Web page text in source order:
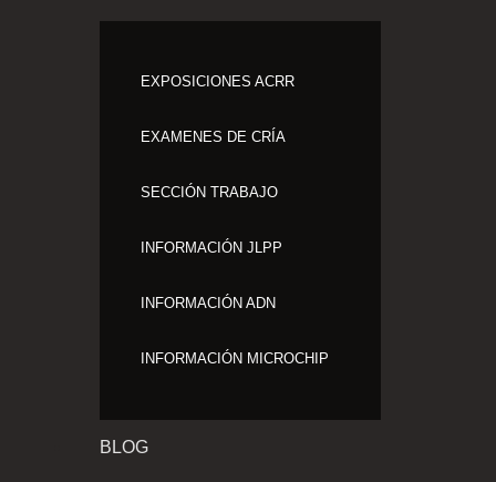
EXPOSICIONES ACRR
EXAMENES DE CRÍA
SECCIÓN TRABAJO
INFORMACIÓN JLPP
INFORMACIÓN ADN
INFORMACIÓN MICROCHIP
BLOG